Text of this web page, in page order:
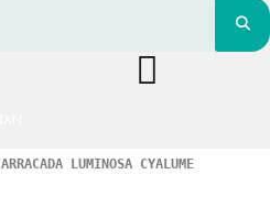
ARRACADA LUMINOSA CYALUME